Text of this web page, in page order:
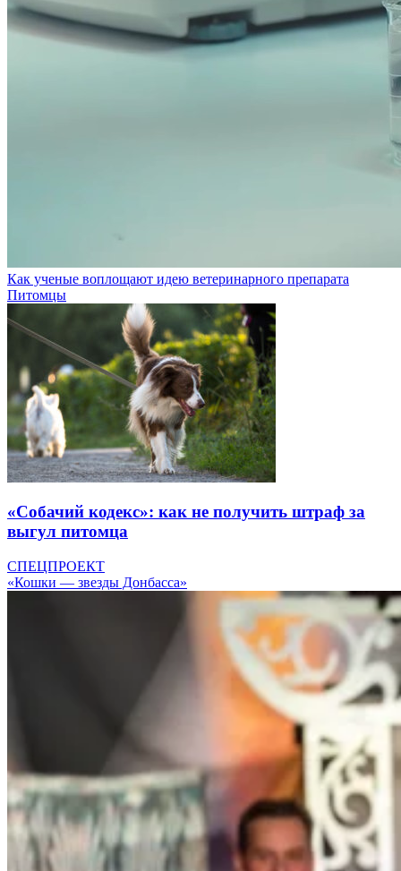
Как ученые воплощают идею ветеринарного препарата
Питомцы
«Собачий кодекс»: как не получить штраф за
выгул питомца
СПЕЦПРОЕКТ
«Кошки — звезды Донбасса»